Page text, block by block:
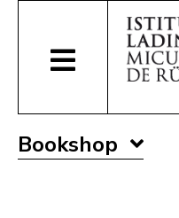
Bookshop